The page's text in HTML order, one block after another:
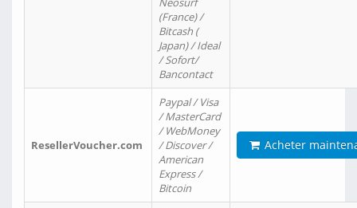
(France) /
Bitcash (
Japan) / Ideal
/ Sofort/
Bancontact
ResellerVoucher.com
Paypal / Visa
/ MasterCard
/ WebMoney
/ Discover /
American
Express /
Bitcoin
Acheter